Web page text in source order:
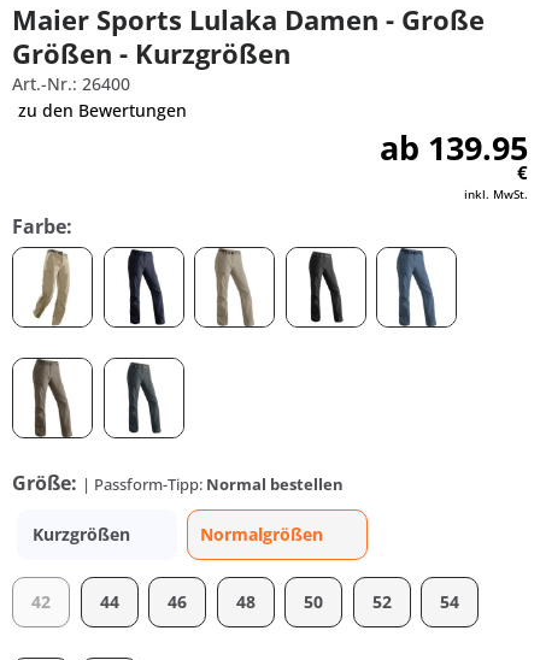
Maier Sports Lulaka Damen - Große
Größen - Kurzgrößen
Art.-Nr.: 26400
zu den Bewertungen
ab 139.95
€
inkl. MwSt.
Farbe:
Größe: | Passform-Tipp: Normal bestellen
Kurzgrößen Normalgrößen
42 44 46 48 50 52 54